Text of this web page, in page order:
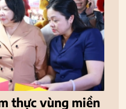
thực vùng miền